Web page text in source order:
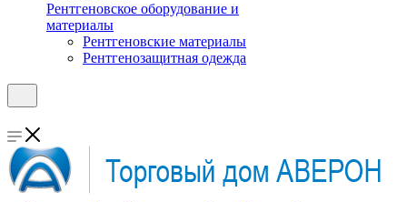
Рентгеновское оборудование и
материалы
Рентгеновские материалы
Рентгенозащитная одежда